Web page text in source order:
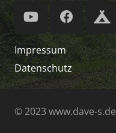
Impressum
Datenschutz
© 2023 www.dave-s.de